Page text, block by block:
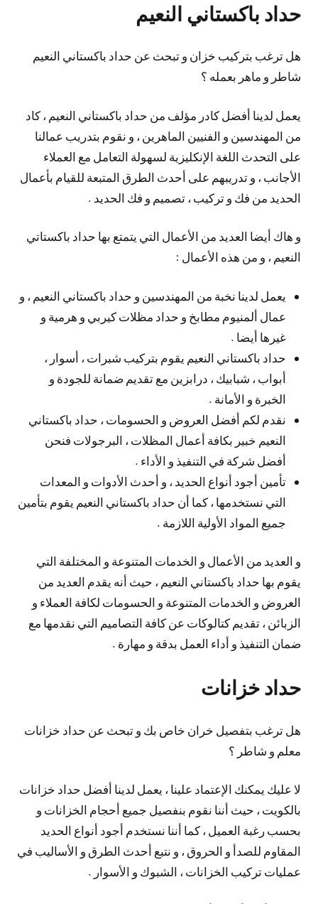
حداد باكستاني النعيم
هل ترغب بتركيب خزان و تبحث عن حداد باكستاني النعيم
شاطر و ماهر بعمله ؟
يعمل لدينا أفضل كادر مؤلف من حداد باكستاني النعيم ، كاد
من المهندسين و الفنيين الماهرين ، و نقوم بتدريب عمالنا
على التحدث اللغة الإنكليزية لسهولة التعامل مع العملاء
الأجانب ، و تدريبهم على أحدث الطرق المتبعة للقيام بأعمال
الحديد من فك و تركيب ، تصميم و فك الحديد .
و هاك أيضا العديد من الأعمال التي يتمتع بها حداد باكستاتي
النعيم ، و من هذه الأعمال :
يعمل لدينا نخبة من المهندسين و حداد باكستاني النعيم ، و
عمال ألمنيوم مطابخ و حداد مظلات كيربي و هرمية و
غيرها أيضا .
حداد باكستاني النعيم يقوم بتركيب شبرات ، أسوار ،
أبواب ، شبابيك ، درابزين مع تقديم ضمانة للجودة و
الخبرة و الأمانة .
نقدم لكم أفضل العروض و الحسومات ، حداد باكستاني
النعيم خبير بكافة أعمال المظلات ، البرجولات فنحن
أفضل شركة في التنفيذ و الأداء .
تأمين أجود أنواع الحديد ، و أحدث الأدوات و المعدات
التي نستخدمها ، كما أن حداد باكستاني النعيم يقوم بتأمين
جميع المواد الأولية اللازمة .
و العديد من الأعمال و الخدمات المتنوعة و المختلفة التي
يقوم بها حداد باكستاني النعيم ، حيث أنه يقدم العديد من
العروض و الخدمات المتنوعة و الحسومات لكافة العملاء و
الزبائن ، تقديم كتالوكات عن كافة التصاميم التي نقدمها مع
ضمان التنفيذ و أداء العمل بدقة و مهارة .
حداد خزانات
هل ترغب بتفصيل خران خاص بك و تبحث عن حداد خزانات
معلم و شاطر ؟
لا عليك يمكنك الإعتماد علينا ، يعمل لدينا أفضل حداد خزانات
بالكويت ، حيث أننا نقوم بنفصيل جميع أحجام الخزانات و
بحسب رغبة العميل ، كما أننا نستخدم أجود أنواع الحديد
المقاوم للصدأ و الحروق ، و نتبع أحدث الطرق و الأساليب في
عمليات تركيب الخزانات ، الشبوك و الأسوار .